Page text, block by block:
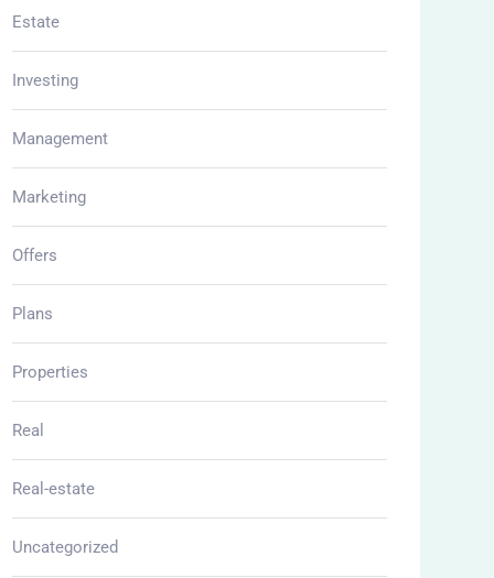
Estate
Investing
Management
Marketing
Offers
Plans
Properties
Real
Real-estate
Uncategorized